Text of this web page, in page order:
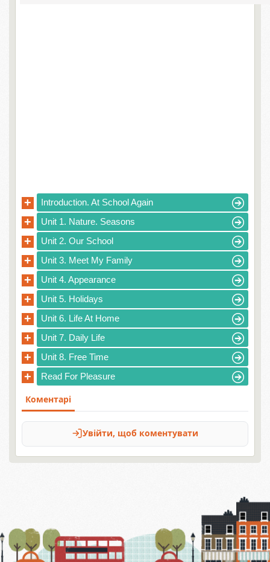
+ Introduction. At School Again
+ Unit 1. Nature. Seasons
+ Unit 2. Our School
+ Unit 3. Meet My Family
+ Unit 4. Appearance
+ Unit 5. Holidays
+ Unit 6. Life At Home
+ Unit 7. Daily Life
+ Unit 8. Free Time
+ Read For Pleasure